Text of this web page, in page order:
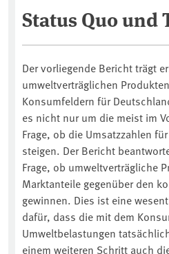
Status Quo und
Der vorliegende Bericht trägt
umweltverträglichen
Konsumfeldern für
es nicht nur um die meist im
Frage, ob die Umsatzzahlen
steigen. Der Bericht
Frage, ob umweltverträgliche
Marktanteile gegenüber den
gewinnen. Dies ist eine
dafür, dass die mit dem
Umweltbelastungen
einem weiteren Schritt auch